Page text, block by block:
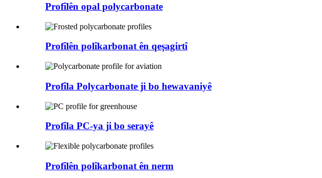
Profîlên opal polycarbonate
Profîlên polîkarbonat ên qeşagirtî
Profîla Polycarbonate ji bo hewavaniyê
Profîla PC-ya ji bo serayê
Profîlên polîkarbonat ên nerm